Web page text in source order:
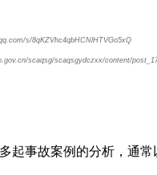
s/8qKZVhc4qbHCNlHTVGo5xQ
scaqsg/scaqsgydczxx/content/
起事故案例的分析，通常